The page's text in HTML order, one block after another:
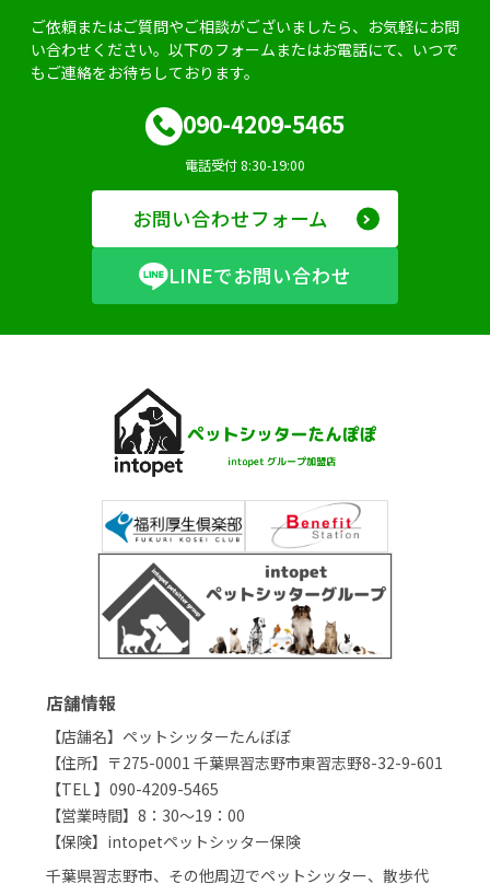
ご依頼またはご質問やご相談がございましたら、お気軽にお問
い合わせください。以下のフォームまたはお電話にて、いつで
もご連絡をお待ちしております。
090-4209-5465
電話受付 8:30-19:00
お問い合わせフォーム
LINEでお問い合わせ
店舗情報
【店舗名】ペットシッターたんぽぽ
【住所】〒275-0001 千葉県習志野市東習志野8-32-9-601
【TEL 】090-4209-5465
【営業時間】8：30～19：00
【保険】intopetペットシッター保険
千葉県習志野市、その他周辺でペットシッター、散歩代